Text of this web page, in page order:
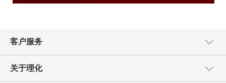
客户服务
关于理化